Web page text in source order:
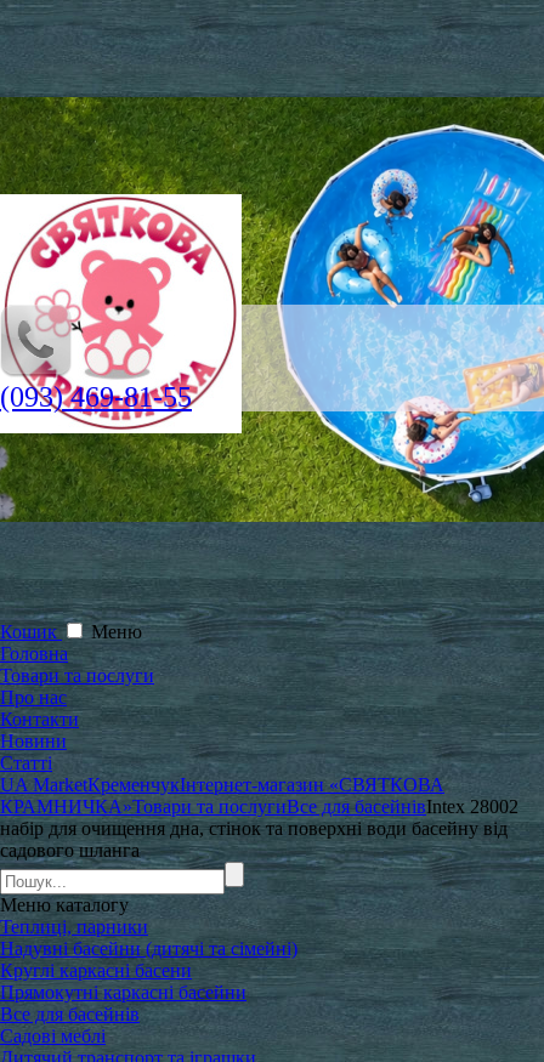
(093) 469-81-55
Кошик
Меню
Головна
Товари та послуги
Про нас
Контакти
Новини
Статті
UA MarketКременчукІнтернет-магазин «СВЯТКОВА
КРАМНИЧКА»Товари та послугиВсе для басейнівIntex 28002
набір для очищення дна, стінок та поверхні води басейну від
садового шланга
Меню каталогу
Теплиці, парники
Надувні басейни (дитячі та сімейні)
Круглі каркасні басени
Прямокутні каркасні басейни
Все для басейнів
Садові меблі
Дитячий транспорт та іграшки